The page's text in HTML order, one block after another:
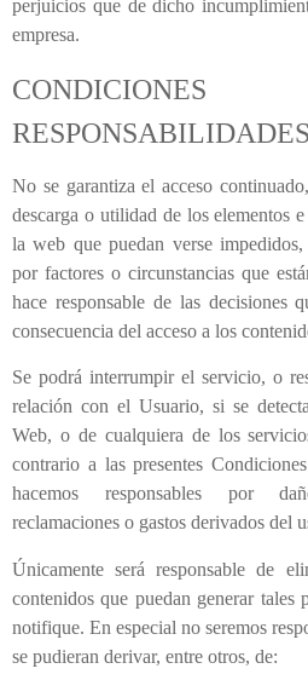
perjuicios que de dicho
empresa.
RESPONSABILIDADES
No se garantiza el acceso
descarga o utilidad de los elementos
la web que puedan verse
por factores o circunstancias que
hace responsable de las decisiones
consecuencia del acceso a los
Se podrá interrumpir el servicio, o
relación con el Usuario, si se
Web, o de cualquiera de los
contrario a las presentes
hacemos responsables por
reclamaciones o gastos derivados del
Únicamente será responsable de
contenidos que puedan generar tales
notifique. En especial no seremos
se pudieran derivar, entre otros, de: